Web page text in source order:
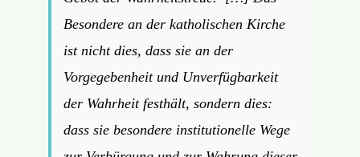
Besondere an der katholischen Kirche
ist nicht dies, dass sie an der
Vorgegebenheit und Unverfügbarkeit
der Wahrheit festhält, sondern dies:
dass sie besondere institutionelle Wege